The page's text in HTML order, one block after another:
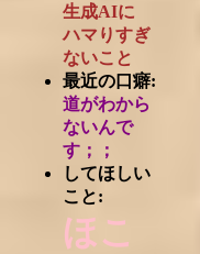
生成AIに
ハマりすぎ
ないこと
最近の口癖:
道がわから
ないんで
す；；
してほしい
こと:
ほこ